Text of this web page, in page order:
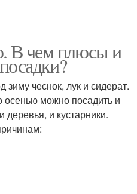
В чем плюсы и
чеснок, лук и сидерат.
осенью можно посадить и
и кустарники.